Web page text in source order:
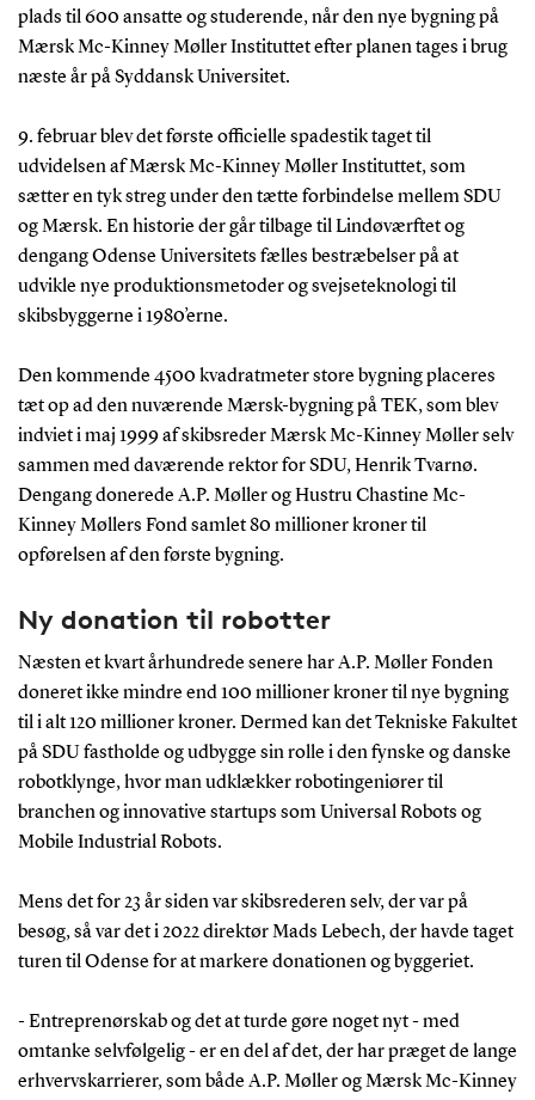
plads til 600 ansatte og studerende, når den nye bygning på
Mærsk Mc-Kinney Møller Instituttet efter planen tages i brug
næste år på Syddansk Universitet.
9. februar blev det første officielle spadestik taget til
udvidelsen af Mærsk Mc-Kinney Møller Instituttet, som
sætter en tyk streg under den tætte forbindelse mellem SDU
og Mærsk. En historie der går tilbage til Lindøværftet og
dengang Odense Universitets fælles bestræbelser på at
udvikle nye produktionsmetoder og svejseteknologi til
skibsbyggerne i 1980’erne.
Den kommende 4500 kvadratmeter store bygning placeres
tæt op ad den nuværende Mærsk-bygning på TEK, som blev
indviet i maj 1999 af skibsreder Mærsk Mc-Kinney Møller selv
sammen med daværende rektor for SDU, Henrik Tvarnø.
Dengang donerede A.P. Møller og Hustru Chastine Mc-
Kinney Møllers Fond samlet 80 millioner kroner til
opførelsen af den første bygning.
Ny donation til robotter
Næsten et kvart århundrede senere har A.P. Møller Fonden
doneret ikke mindre end 100 millioner kroner til nye bygning
til i alt 120 millioner kroner. Dermed kan det Tekniske Fakultet
på SDU fastholde og udbygge sin rolle i den fynske og danske
robotklynge, hvor man udklækker robotingeniører til
branchen og innovative startups som Universal Robots og
Mobile Industrial Robots.
Mens det for 23 år siden var skibsrederen selv, der var på
besøg, så var det i 2022 direktør Mads Lebech, der havde taget
turen til Odense for at markere donationen og byggeriet.
- Entreprenørskab og det at turde gøre noget nyt - med
omtanke selvfølgelig - er en del af det, der har præget de lange
erhvervskarrierer, som både A.P. Møller og Mærsk Mc-Kinney